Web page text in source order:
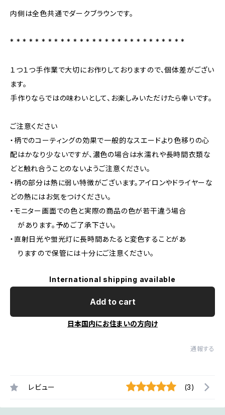
内側は全色共通でダークブラウンです。
* * * * * * * * * * * * * * * * * * * * * * * * * * * *
１つ１つ手作業で大切にお作りしておりますので、個体差がござい
ます。
手作りならではの味わいとして、お楽しみいただけたら幸いです。
ご注意ください
・柄でのコーティングの効果で一般的なスエードより色移りの心
配はかなり少ないですが、濃色の場合は水濡れや長時間衣類な
どと触れ合うことのないようご注意ください。
・柄の部分は熱に弱い特徴がございます。アイロンやドライヤーな
どの熱にはお気をつけください。
・モニター画面での色と実際の商品の色が若干違う場合
があります。予めご了承下さい。
・直射日光や蛍光灯に長時間あたると変色することがあ
りますので保管には十分にご注意ください。
International shipping available
Add to cart
日本国内にお住まいの方向け
通報する
レビュー (3)